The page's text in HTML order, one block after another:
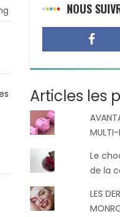
NOUS
Articles les
MULTI-
Le
de la
LES